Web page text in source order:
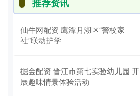
仙牛网配资 鹰潭月湖区“警校家
社”联动护学
掘金配资 晋江市第七实验幼儿园 开
展趣味情景体验活动